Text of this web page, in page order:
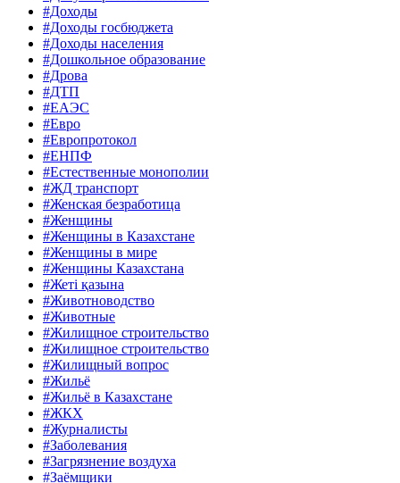
#Доходы
#Доходы госбюджета
#Доходы населения
#Дошкольное образование
#Дрова
#ДТП
#ЕАЭС
#Евро
#Европротокол
#ЕНПФ
#Естественные монополии
#ЖД транспорт
#Женская безработица
#Женщины
#Женщины в Казахстане
#Женщины в мире
#Женщины Казахстана
#Жеті қазына
#Животноводство
#Животные
#Жилищное строительство
#Жилищное строительство
#Жилищный вопрос
#Жильё
#Жильё в Казахстане
#ЖКХ
#Журналисты
#Заболевания
#Загрязнение воздуха
#Заёмщики